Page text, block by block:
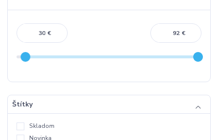
€ €
Štítky
Skladom
Novinka